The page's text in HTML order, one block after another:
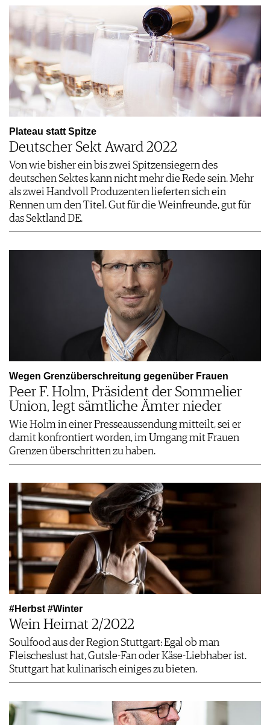
Plateau statt Spitze
Deutscher Sekt Award 2022
Von wie bisher ein bis zwei Spitzensiegern des
deutschen Sektes kann nicht mehr die Rede sein. Mehr
als zwei Handvoll Produzenten lieferten sich ein
Rennen um den Titel. Gut für die Weinfreunde, gut für
das Sektland DE.
Wegen Grenzüberschreitung gegenüber Frauen
Peer F. Holm, Präsident der Sommelier
Union, legt sämtliche Ämter nieder
Wie Holm in einer Presseaussendung mitteilt, sei er
damit konfrontiert worden, im Umgang mit Frauen
Grenzen überschritten zu haben.
#Herbst #Winter
Wein Heimat 2/2022
Soulfood aus der Region Stuttgart: Egal ob man
Fleischeslust hat, Gutsle-Fan oder Käse-Liebhaber ist.
Stuttgart hat kulinarisch einiges zu bieten.